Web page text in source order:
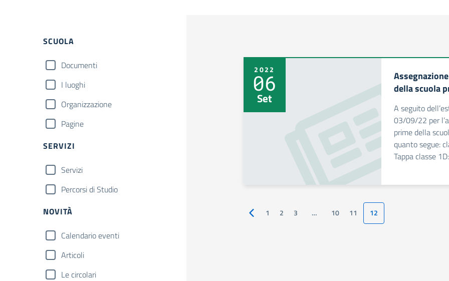
Filtri
SCUOLA
Documenti
I luoghi
Organizzazione
Pagine
SERVIZI
Servizi
Percorsi di Studio
NOVITÀ
Calendario eventi
Articoli
Le circolari
2022
06
Set
della scuola
A seguito
03/09/22 per
prime della
quanto segue:
Tappa classe
Pagina precedente
1 2 3 … 10 11 12